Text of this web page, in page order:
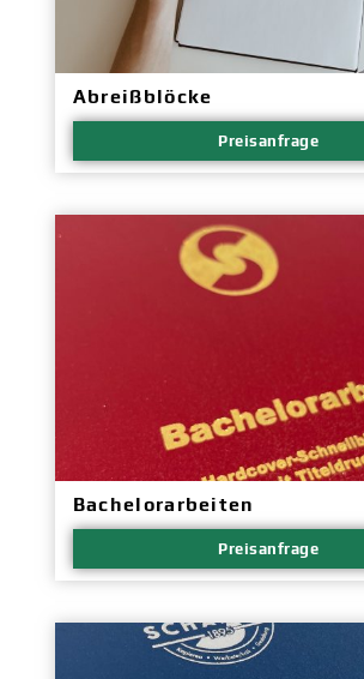
Abreißblöcke
Preisanfrage
Bachelorarbeiten
Preisanfrage